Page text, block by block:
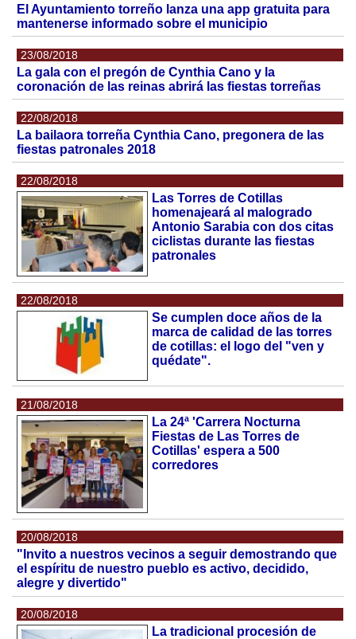
El Ayuntamiento torreño lanza una app gratuita para
mantenerse informado sobre el municipio
23/08/2018
La gala con el pregón de Cynthia Cano y la
coronación de las reinas abrirá las fiestas torreñas
22/08/2018
La bailaora torreña Cynthia Cano, pregonera de las
fiestas patronales 2018
22/08/2018
Las Torres de Cotillas
homenajeará al malogrado
Antonio Sarabia con dos citas
ciclistas durante las fiestas
patronales
22/08/2018
Se cumplen doce años de la
marca de calidad de las torres
de cotillas: el logo del "ven y
quédate".
21/08/2018
La 24ª 'Carrera Nocturna
Fiestas de Las Torres de
Cotillas' espera a 500
corredores
20/08/2018
"Invito a nuestros vecinos a seguir demostrando que
el espíritu de nuestro pueblo es activo, decidido,
alegre y divertido"
20/08/2018
La tradicional procesión de